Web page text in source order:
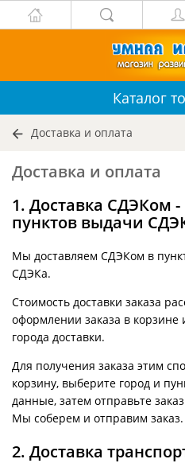
Каталог
Доставка и оплата
Доставка и оплата
1. Доставка СДЭКом
пунктов выдачи
Мы доставляем СДЭКом в
СДЭКа.
Стоимость доставки заказа
оформлении заказа в корзине
города доставки.
Для получения заказа этим
корзину, выберите город и
данные, затем отправьте
Мы соберем и отправим заказ.
2. Доставка